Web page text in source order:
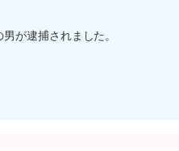
が逮捕されました。